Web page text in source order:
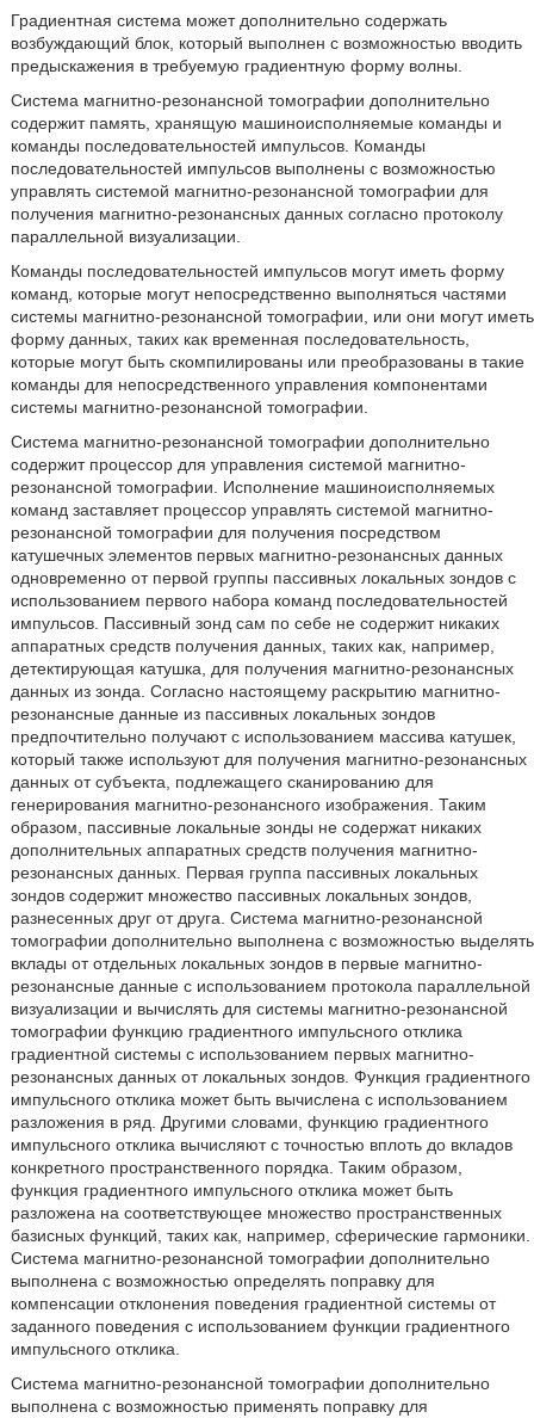
Градиентная система может дополнительно содержать
возбуждающий блок, который выполнен с возможностью вводить
предыскажения в требуемую градиентную форму волны.
Система магнитно-резонансной томографии дополнительно
содержит память, хранящую машиноисполняемые команды и
команды последовательностей импульсов. Команды
последовательностей импульсов выполнены с возможностью
управлять системой магнитно-резонансной томографии для
получения магнитно-резонансных данных согласно протоколу
параллельной визуализации.
Команды последовательностей импульсов могут иметь форму
команд, которые могут непосредственно выполняться частями
системы магнитно-резонансной томографии, или они могут иметь
форму данных, таких как временная последовательность,
которые могут быть скомпилированы или преобразованы в такие
команды для непосредственного управления компонентами
системы магнитно-резонансной томографии.
Система магнитно-резонансной томографии дополнительно
содержит процессор для управления системой магнитно-
резонансной томографии. Исполнение машиноисполняемых
команд заставляет процессор управлять системой магнитно-
резонансной томографии для получения посредством
катушечных элементов первых магнитно-резонансных данных
одновременно от первой группы пассивных локальных зондов с
использованием первого набора команд последовательностей
импульсов. Пассивный зонд сам по себе не содержит никаких
аппаратных средств получения данных, таких как, например,
детектирующая катушка, для получения магнитно-резонансных
данных из зонда. Согласно настоящему раскрытию магнитно-
резонансные данные из пассивных локальных зондов
предпочтительно получают с использованием массива катушек,
который также используют для получения магнитно-резонансных
данных от субъекта, подлежащего сканированию для
генерирования магнитно-резонансного изображения. Таким
образом, пассивные локальные зонды не содержат никаких
дополнительных аппаратных средств получения магнитно-
резонансных данных. Первая группа пассивных локальных
зондов содержит множество пассивных локальных зондов,
разнесенных друг от друга. Система магнитно-резонансной
томографии дополнительно выполнена с возможностью выделять
вклады от отдельных локальных зондов в первые магнитно-
резонансные данные с использованием протокола параллельной
визуализации и вычислять для системы магнитно-резонансной
томографии функцию градиентного импульсного отклика
градиентной системы с использованием первых магнитно-
резонансных данных от локальных зондов. Функция градиентного
импульсного отклика может быть вычислена с использованием
разложения в ряд. Другими словами, функцию градиентного
импульсного отклика вычисляют с точностью вплоть до вкладов
конкретного пространственного порядка. Таким образом,
функция градиентного импульсного отклика может быть
разложена на соответствующее множество пространственных
базисных функций, таких как, например, сферические гармоники.
Система магнитно-резонансной томографии дополнительно
выполнена с возможностью определять поправку для
компенсации отклонения поведения градиентной системы от
заданного поведения с использованием функции градиентного
импульсного отклика.
Система магнитно-резонансной томографии дополнительно
выполнена с возможностью применять поправку для